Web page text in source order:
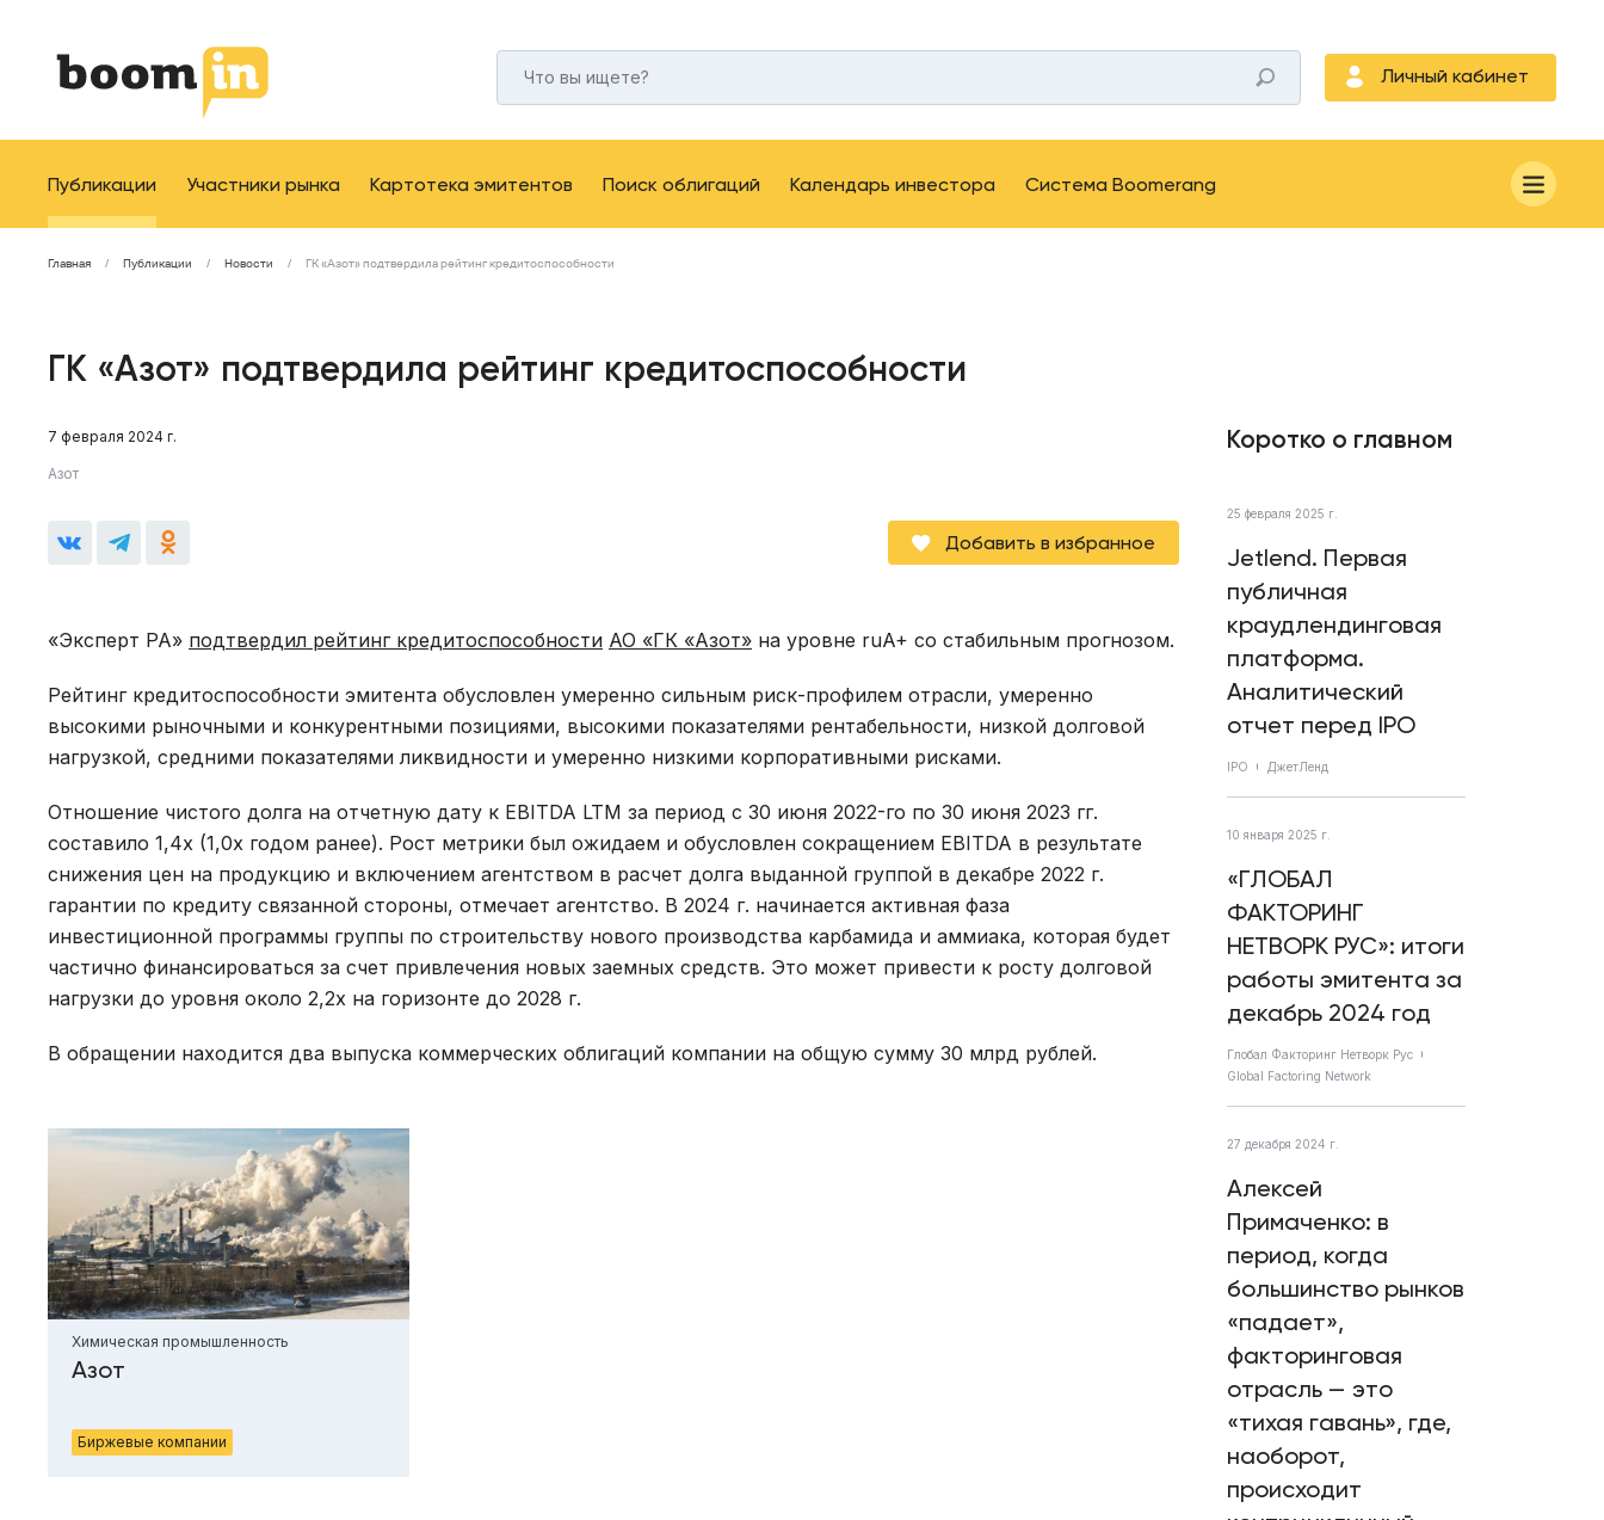
Личный кабинет
Публикации Участники рынка Картотека эмитентов Поиск облигаций Календарь инвестора Система Boomerang
Главная Публикации Новости ГК «Азот» подтвердила рейтинг кредитоспособности
ГК «Азот» подтвердила рейтинг кредитоспособности
7 февраля 2024 г.
Азот
Добавить в избранное
«Эксперт РА» подтвердил рейтинг кредитоспособности АО «ГК «Азот» на уровне ruA+ со стабильным прогнозом.
Рейтинг кредитоспособности эмитента обусловлен умеренно сильным риск-профилем отрасли, умеренно
высокими рыночными и конкурентными позициями, высокими показателями рентабельности, низкой долговой
нагрузкой, средними показателями ликвидности и умеренно низкими корпоративными рисками.
Отношение чистого долга на отчетную дату к EBITDA LTM за период с 30 июня 2022-го по 30 июня 2023 гг.
составило 1,4х (1,0х годом ранее). Рост метрики был ожидаем и обусловлен сокращением EBITDA в результате
снижения цен на продукцию и включением агентством в расчет долга выданной группой в декабре 2022 г.
гарантии по кредиту связанной стороны, отмечает агентство. В 2024 г. начинается активная фаза
инвестиционной программы группы по строительству нового производства карбамида и аммиака, которая будет
частично финансироваться за счет привлечения новых заемных средств. Это может привести к росту долговой
нагрузки до уровня около 2,2х на горизонте до 2028 г.
В обращении находится два выпуска коммерческих облигаций компании на общую сумму 30 млрд рублей.
Химическая промышленность
Азот
Биржевые компании
Коротко о главном
25 февраля 2025 г.
Jetlend. Первая
публичная
краудлендинговая
платформа.
Аналитический
отчет перед IPO
IPO ДжетЛенд
10 января 2025 г.
«ГЛОБАЛ
ФАКТОРИНГ
НЕТВОРК РУС»: итоги
работы эмитента за
декабрь 2024 год
Глобал Факторинг Нетворк Рус
Global Factoring Network
27 декабря 2024 г.
Алексей
Примаченко: в
период, когда
большинство рынков
«падает»,
факторинговая
отрасль — это
«тихая гавань», где,
наоборот,
происходит